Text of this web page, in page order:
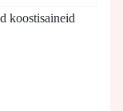
koostisaineid